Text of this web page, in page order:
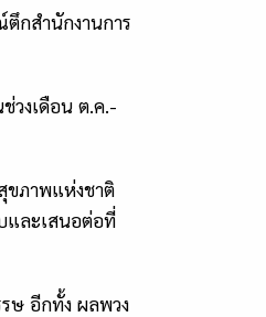
ตึกสำนักงานการ
วงเดือน ต.ค.-
ขภาพแห่งชาติ
และเสนอต่อที่
ษ อีกทั้ง ผลพวง